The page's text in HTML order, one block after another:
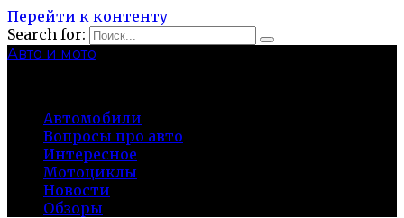
Перейти к контенту
Search for:
Авто и мото
Автомобили
Вопросы про авто
Интересное
Мотоциклы
Новости
Обзоры